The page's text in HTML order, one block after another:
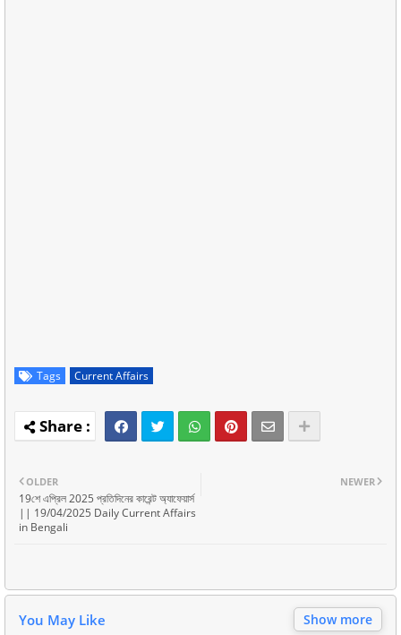
Tags Current Affairs
NEWER
OLDER
19শে এপ্রিল 2025 প্রতিদিনের কারেন্ট অ্যাফেয়ার্স
|| 19/04/2025 Daily Current Affairs
in Bengali
You May Like Show more